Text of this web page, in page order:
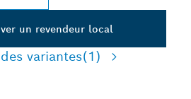
un revendeur local
variantes(1)